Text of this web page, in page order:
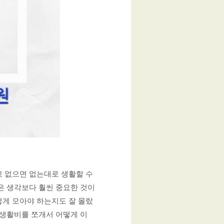
없으면 없는대로 생활할 수
생각보다 훨씬 중요한 것이
모아야 하는지도 잘 몰랐
활비를 쪼개서 어떻게 이